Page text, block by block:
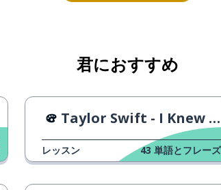
君におすすめ
Taylor Swift - I Knew You Were Trouble
レッスン 43 単語とフレーズ